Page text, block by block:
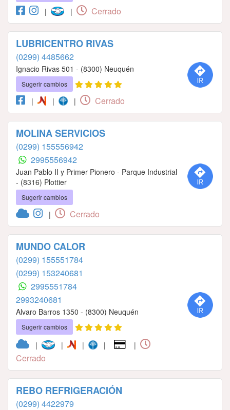
| | Cerrado
LUBRICENTRO RIVAS
(0299) 4485662
Ignacio Rivas 501 - (8300) Neuquén
Sugerir cambios
| | | Cerrado
MOLINA SERVICIOS
(0299) 155556942
2995556942
Juan Pablo II y Primer Pionero - Parque Industrial
- (8316) Plottier
Sugerir cambios
| Cerrado
MUNDO CALOR
(0299) 155551784
(0299) 153240681
2995551784
2993240681
Alvaro Barros 1350 - (8300) Neuquén
Sugerir cambios
| | | | |
Cerrado
REBO REFRIGERACIÓN
(0299) 4422979